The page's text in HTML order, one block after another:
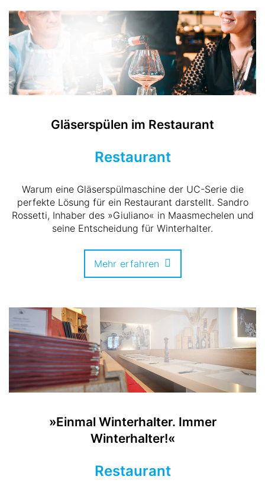
Restaurant
Gläserspülen im Restaurant
Warum eine Gläserspülmaschine der UC-Serie die
perfekte Lösung für ein Restaurant darstellt. Sandro
Rossetti, Inhaber des »Giuliano« in Maasmechelen und
seine Entscheidung für Winterhalter.
Mehr erfahren
Restaurant
»Einmal Winterhalter. Immer
Winterhalter!«